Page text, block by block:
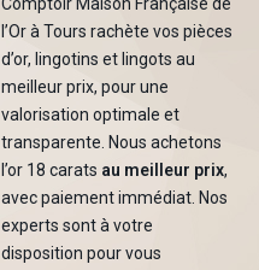
Comptoir Maison Française de
l’Or à Tours rachète vos pièces
d’or, lingotins et lingots au
meilleur prix, pour une
valorisation optimale et
transparente. Nous achetons
l’or 18 carats au meilleur prix,
avec paiement immédiat. Nos
experts sont à votre
disposition pour vous